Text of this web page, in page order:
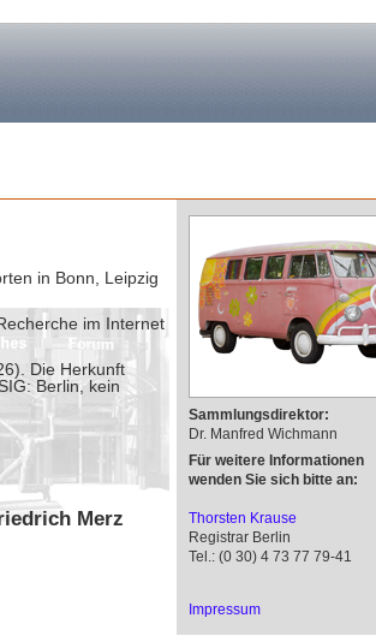
in Bonn, Leipzig
im Internet
). Die Herkunft
Berlin, kein
Merz
Sammlungsdirektor:
Dr. Manfred Wichmann
Für weitere Informationen
wenden Sie sich bitte an:
Thorsten Krause
Registrar Berlin
Tel.: (0 30) 4 73 77 79-41
Impressum